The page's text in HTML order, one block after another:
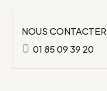
NOUS CONTACTER
01 85 09 39 20